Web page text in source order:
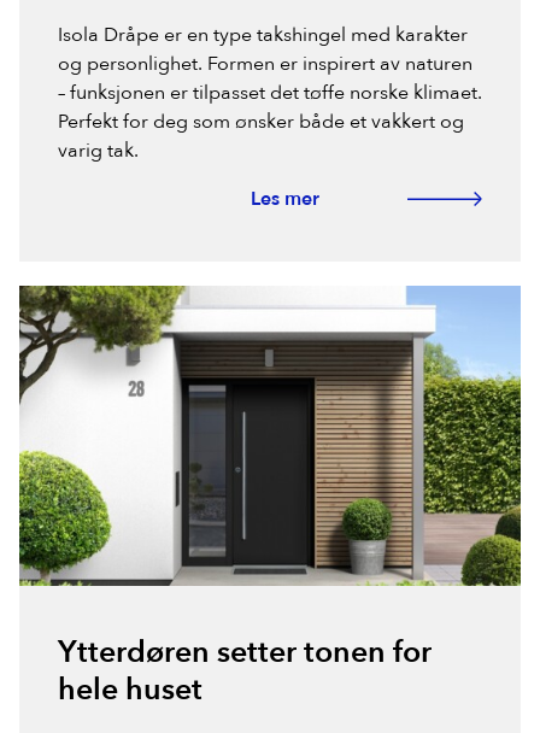
Isola Dråpe er en type takshingel med karakter
og personlighet. Formen er inspirert av naturen
– funksjonen er tilpasset det tøffe norske klimaet.
Perfekt for deg som ønsker både et vakkert og
varig tak.
Les mer
Ytterdøren setter tonen for
hele huset